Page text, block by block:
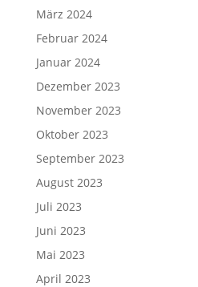
März 2024
Februar 2024
Januar 2024
Dezember 2023
November 2023
Oktober 2023
September 2023
August 2023
Juli 2023
Juni 2023
Mai 2023
April 2023